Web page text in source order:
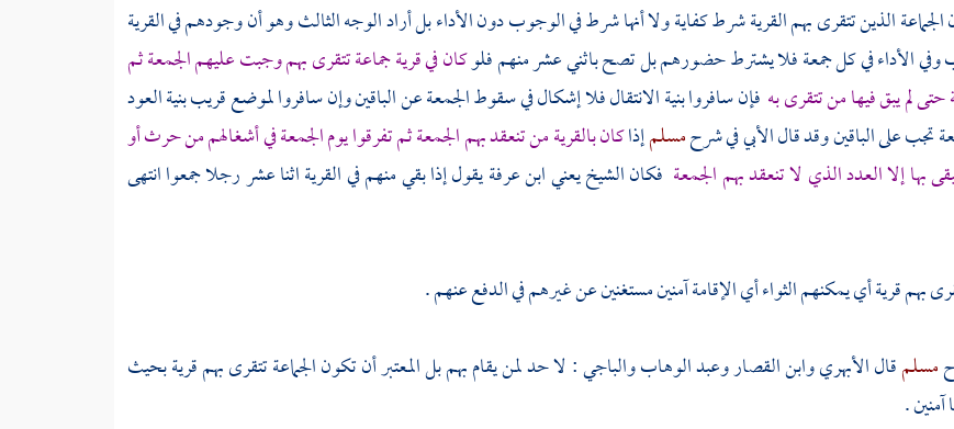
الجماعة الذين تتقرى بهم القرية شرط كفاية ولا أنها شرط في الوجوب دون الأداء بل أراد الوجه الثالث وهو أن وجودهم في القرية
الأداء في كل جمعة فلا يشترط حضورهم بل تصح باثني عشر منهم فلوكان في قرية جماعة تتقرى بهم وجبت عليهم الجمعة ثم
لم يبق فيها من تتقرى به فإن سافروا بنية الانتقال فلا إشكال في سقوط الجمعة عن الباقين وإن سافروا لموضع قريب بنية العود
تجب على الباقين وقد قالالأبيفي شرحمسلمإذاكان بالقرية من تنعقد بهم الجمعة ثم تفرقوا يوم الجمعة في أشغالهم من حرث أو
بها إلا العدد الذي لا تنعقد بهم الجمعة فكان الشيخ يعنيابن عرفةيقول إذا بقي منهم في القرية اثنا عشر رجلا جمعوا انتهى
بهم قرية أي يمكنهم الثواء أي الإقامة آمنين مستغنين عن غيرهم في الدفع عنهم .
مسلمقالالأبهريوابنالقصاروعبد الوهابوالباجي: لا حد لمن يقام بهم بل المعتبر أن تكون الجماعة تتقرى بهم قرية بحيث
.